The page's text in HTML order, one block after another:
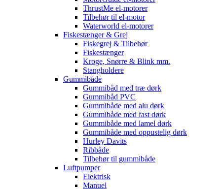
ThrustMe el-motorer
Tilbehør til el-motor
Waterworld el-motorer
Fiskestænger & Grej
Fiskegrej & Tilbehør
Fiskestænger
Kroge, Snørre & Blink mm.
Stangholdere
Gummibåde
Gummibåd med træ dørk
Gummibåd PVC
Gummibåde med alu dørk
Gummibåde med fast dørk
Gummibåde med lamel dørk
Gummibåde med oppustelig dørk
Hurley Davits
Ribbåde
Tilbehør til gummibåde
Luftpumper
Elektrisk
Manuel